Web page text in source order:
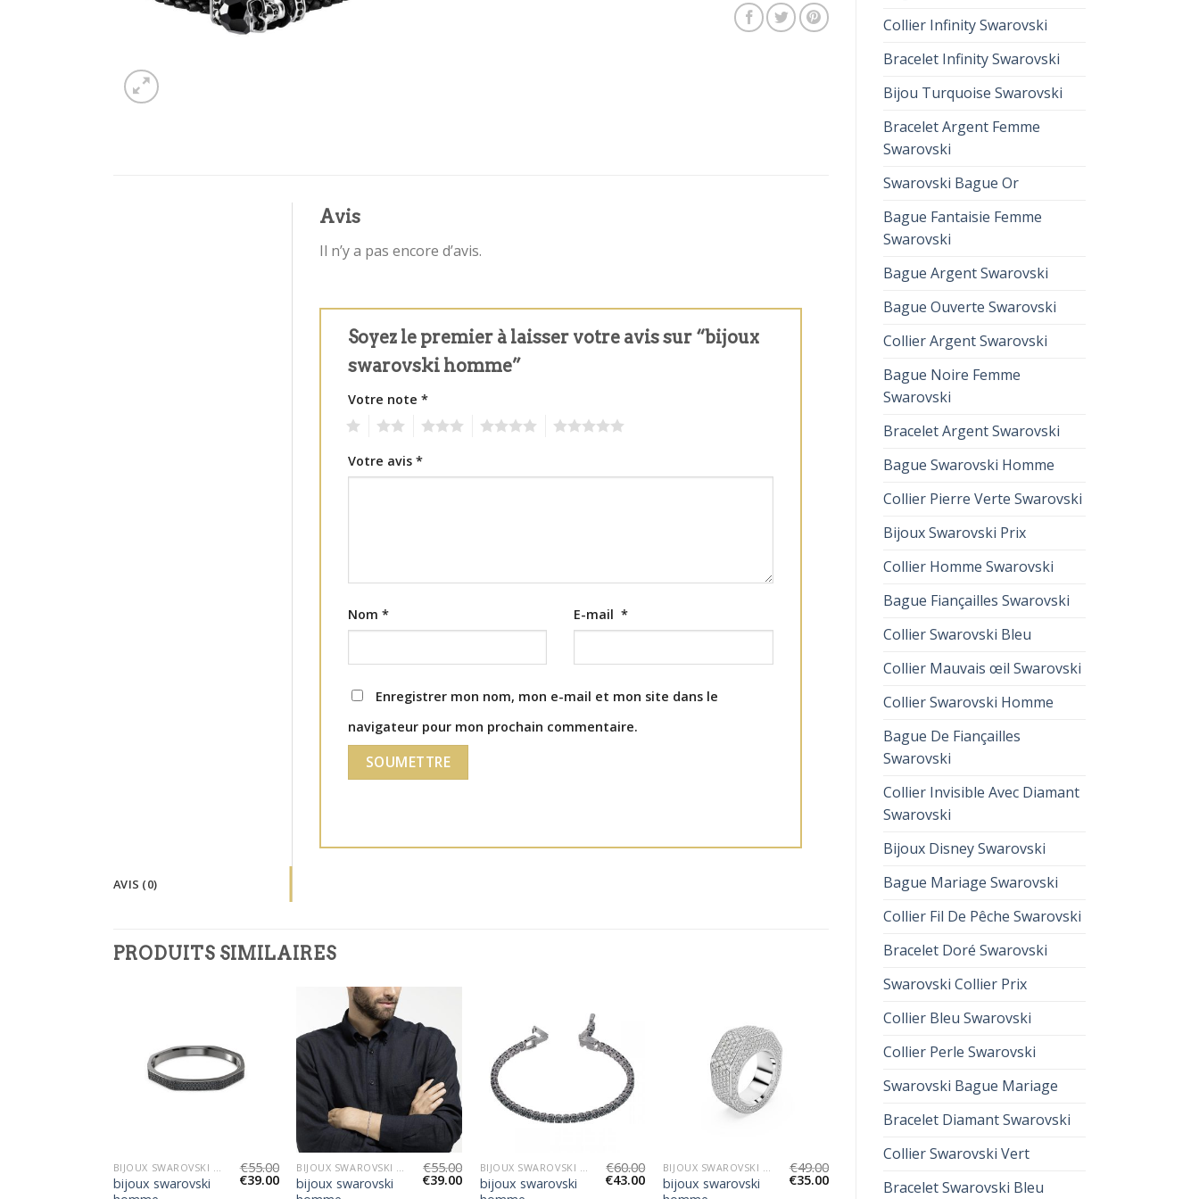
Collier Infinity Swarovski
Bracelet Infinity Swarovski
Bijou Turquoise Swarovski
Bracelet Argent Femme
Swarovski
Swarovski Bague Or
Bague Fantaisie Femme
Swarovski
Bague Argent Swarovski
Bague Ouverte Swarovski
Collier Argent Swarovski
Bague Noire Femme
Swarovski
Bracelet Argent Swarovski
Bague Swarovski Homme
Collier Pierre Verte Swarovski
Bijoux Swarovski Prix
Collier Homme Swarovski
Bague Fiançailles Swarovski
Collier Swarovski Bleu
Collier Mauvais œil Swarovski
Collier Swarovski Homme
Bague De Fiançailles
Swarovski
Collier Invisible Avec Diamant
Swarovski
Bijoux Disney Swarovski
Bague Mariage Swarovski
Collier Fil De Pêche Swarovski
Bracelet Doré Swarovski
Swarovski Collier Prix
Collier Bleu Swarovski
Collier Perle Swarovski
Swarovski Bague Mariage
Bracelet Diamant Swarovski
Collier Swarovski Vert
Bracelet Swarovski Bleu
AVIS (0)
Avis
Il n’y a pas encore d’avis.
Soyez le premier à laisser votre avis sur “bijoux
swarovski homme”
Votre note*
Votre avis*
Nom* E-mail*
Enregistrer mon nom, mon e-mail et mon site dans le
navigateur pour mon prochain commentaire.
PRODUITS SIMILAIRES
bijoux swarovski
€55.00
€39.00
bijoux swarovski
€55.00
€39.00
bijoux swarovski
€60.00
€43.00
bijoux swarovski
€49.00
€35.00